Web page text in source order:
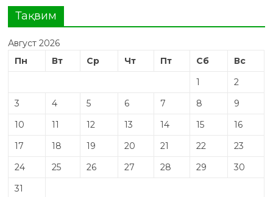
Тақвим
Август 2026
Пн
Вт Ср Чт Пт Сб
Вс
1
2
3
4 5 6 7 8
9
10
11 12 13 14 15
16
17
18 19 20 21 22
23
24
25 26 27 28 29
30
31